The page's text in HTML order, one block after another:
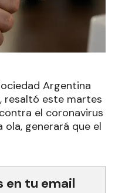
Argentina
resaltó este martes
el coronavirus
generará que el
en tu email